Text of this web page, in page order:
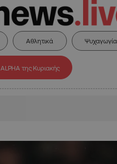
Αθλητικά Ψυχαγωγία
ALPHA της Κυριακής